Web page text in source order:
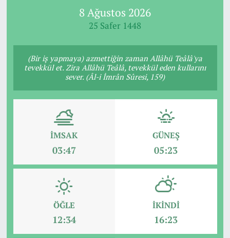
8 Ağustos 2026
25 Safer 1448
(Bir iş yapmaya) azmettiğin zaman Allâhü Teâlâ'ya
tevekkül et. Zira Allâhü Teâlâ, tevekkül eden kullarını
sever. (Âl-i İmrân Sûresi, 159)
İMSAK
03:47
GÜNEŞ
05:23
ÖĞLE
12:34
İKINDI
16:23